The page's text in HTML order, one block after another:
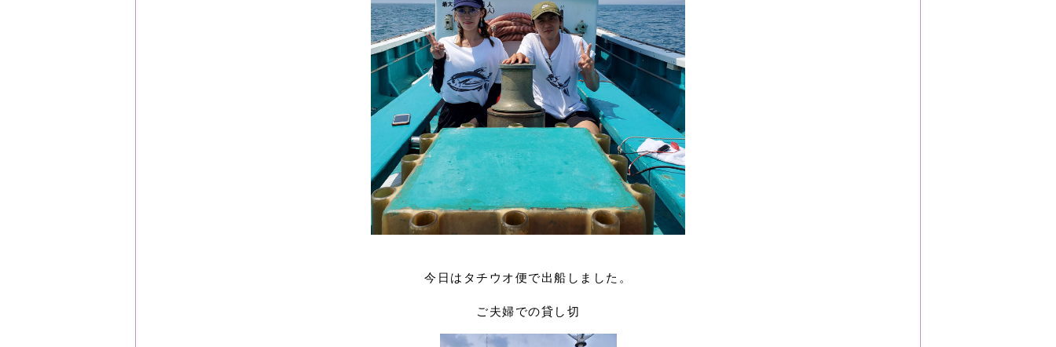
今日はタチウオ便で出船しました。
ご夫婦での貸し切